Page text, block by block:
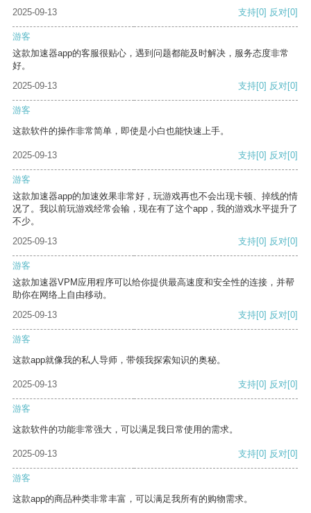
2025-09-13 支持[0] 反对[0]
游客
这款加速器app的客服很贴心，遇到问题都能及时解决，服务态度非常
好。
2025-09-13
支持[0] 反对[0]
游客
这款软件的操作非常简单，即使是小白也能快速上手。
2025-09-13 支持[0] 反对[0]
游客
这款加速器app的加速效果非常好，玩游戏再也不会出现卡顿、掉线的情
况了。我以前玩游戏经常会输，现在有了这个app，我的游戏水平提升了
不少。
2025-09-13
支持[0] 反对[0]
游客
这款加速器VPM应用程序可以给你提供最高速度和安全性的连接，并帮
助你在网络上自由移动。
2025-09-13
支持[0] 反对[0]
游客
这款app就像我的私人导师，带领我探索知识的奥秘。
2025-09-13 支持[0] 反对[0]
游客
这款软件的功能非常强大，可以满足我日常使用的需求。
2025-09-13 支持[0] 反对[0]
游客
这款app的商品种类非常丰富，可以满足我所有的购物需求。